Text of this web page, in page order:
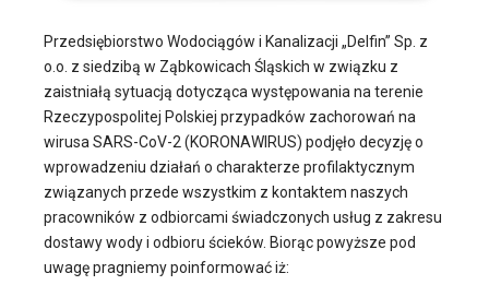
Przedsiębiorstwo Wodociągów i Kanalizacji „Delfin” Sp. z
o.o. z siedzibą w Ząbkowicach Śląskich w związku z
zaistniałą sytuacją dotycząca występowania na terenie
Rzeczypospolitej Polskiej przypadków zachorowań na
wirusa SARS-CoV-2 (KORONAWIRUS) podjęło decyzję o
wprowadzeniu działań o charakterze profilaktycznym
związanych przede wszystkim z kontaktem naszych
pracowników z odbiorcami świadczonych usług z zakresu
dostawy wody i odbioru ścieków. Biorąc powyższe pod
uwagę pragniemy poinformować iż: